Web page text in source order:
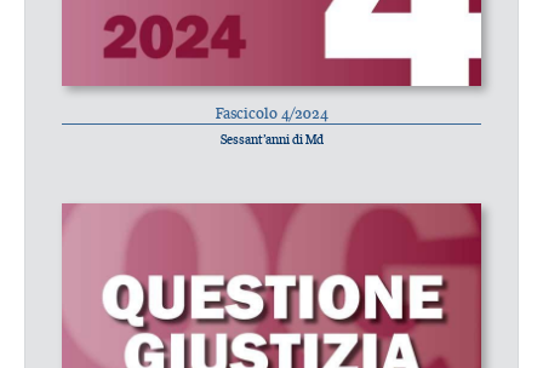
Fascicolo 4/2024
Sessant’anni di Md